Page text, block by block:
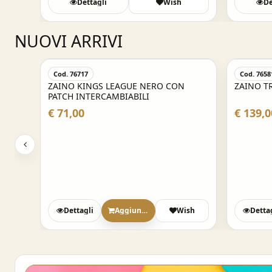
Dettagli Wish
NUOVI ARRIVI
Cod. 76581
ZAINO TROLLEY DUO SCUOLA KUROMI
€ 139,00
Dettagli Aggiungi Wish
Cod.
ZAINO
€